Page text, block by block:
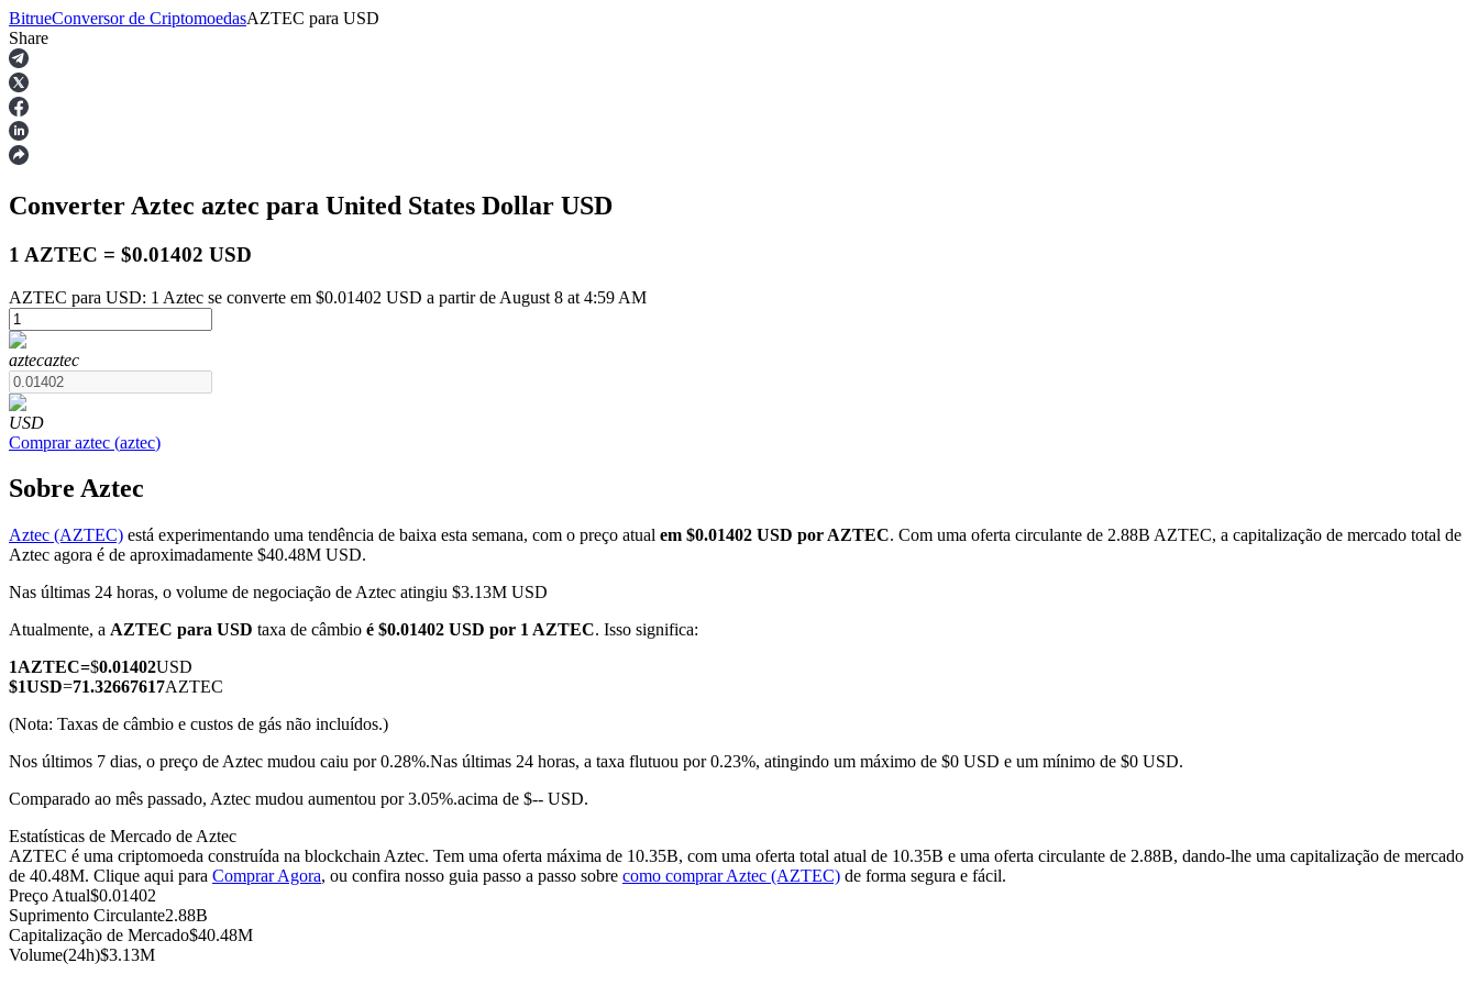
Futuros
Futuros de USDT
Futuros usando USDT como garantia
Futuros COIN-M
Futuros de criptomoeda
BitrueConversor de CriptomoedasAZTEC para USD
Share
Converter Aztec aztec para United States Dollar USD
1 AZTEC = $0.01402 USD
AZTEC para USD: 1 Aztec se converte em $0.01402 USD a partir de August 8 at 4:59 AM
aztecaztec
USD
Comprar aztec (aztec)
Sobre Aztec
Aztec (AZTEC) está experimentando uma tendência de baixa esta semana, com o preço atual em $0.01402 USD por AZTEC. Com uma oferta circulante de 2.88B AZTEC, a capitalização de mercado total de
Aztec agora é de aproximadamente $40.48M USD.
Nas últimas 24 horas, o volume de negociação de Aztec atingiu $3.13M USD
Atualmente, a AZTEC para USD taxa de câmbio é $0.01402 USD por 1 AZTEC. Isso significa:
1AZTEC=$0.01402USD
$1USD=71.32667617AZTEC
(Nota: Taxas de câmbio e custos de gás não incluídos.)
Nos últimos 7 dias, o preço de Aztec mudou caiu por 0.28%.Nas últimas 24 horas, a taxa flutuou por 0.23%, atingindo um máximo de $0 USD e um mínimo de $0 USD.
Comparado ao mês passado, Aztec mudou aumentou por 3.05%.acima de $-- USD.
Estatísticas de Mercado de Aztec
AZTEC é uma criptomoeda construída na blockchain Aztec. Tem uma oferta máxima de 10.35B, com uma oferta total atual de 10.35B e uma oferta circulante de 2.88B, dando-lhe uma capitalização de mercado
de 40.48M. Clique aqui para Comprar Agora, ou confira nosso guia passo a passo sobre como comprar Aztec (AZTEC) de forma segura e fácil.
Preço Atual$0.01402
Suprimento Circulante2.88B
Capitalização de Mercado$40.48M
Volume(24h)$3.13M